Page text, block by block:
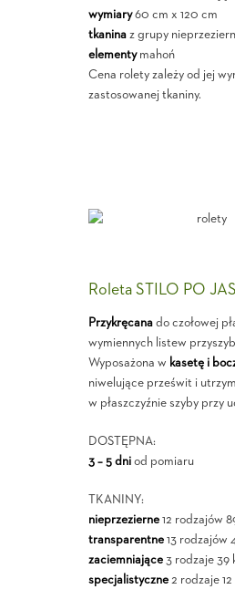
wymiary60 cm x 120 cm
tkaninaz grupy
elementymahoń
Cena rolety zależy od jej
zastosowanej tkaniny.
Roleta STILO PO
Przykręcanado czołowej
wymiennych listew
Wyposażona w kasetę i
niwelujące prześwit i
w płaszczyźnie szyby przy
DOSTĘPNA:
3 – 5 dniod pomiaru
TKANINY:
nieprzezierne12 rodzajów
transparentne13 rodzajów
zaciemniające3 rodzaje 39
specjalistyczne2 rodzaje 12